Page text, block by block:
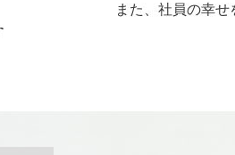
また、社員の幸せ